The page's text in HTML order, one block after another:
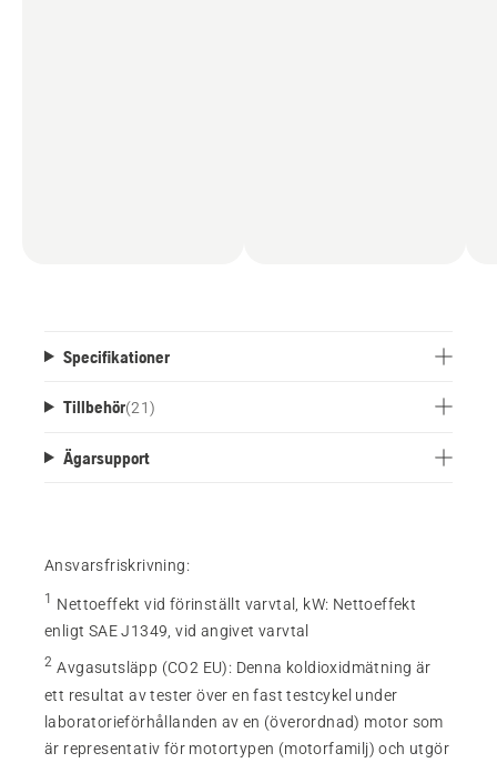
Specifikationer
Tillbehör(21)
Ägarsupport
Ansvarsfriskrivning:
1 Nettoeffekt vid förinställt varvtal, kW: Nettoeffekt
enligt SAE J1349, vid angivet varvtal
2 Avgasutsläpp (CO2 EU): Denna koldioxidmätning är
ett resultat av tester över en fast testcykel under
laboratorieförhållanden av en (överordnad) motor som
är representativ för motortypen (motorfamilj) och utgör